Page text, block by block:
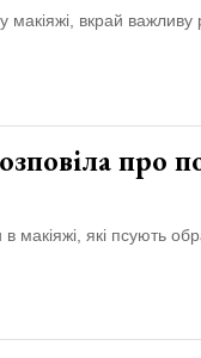
вкрай важливу
про
макіяжі, які псують